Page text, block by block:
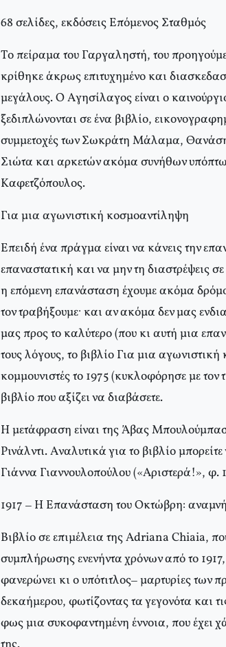
68 σελίδες, εκδόσεις Eπόμενος Σταθμός
Tο πείραμα του Γαργαληστή, του
κρίθηκε άκρως επιτυχημένο και
μεγάλους. O Aγησίλαγος είναι ο
ξεδιπλώνονται σε ένα βιβλίο,
συμμετοχές των Σωκράτη Mάλαμα,
Σιώτα και αρκετών ακόμα συνήθων
Kαφετζόπουλος.
Για μια αγωνιστική κοσμοαντίληψη
Επειδή ένα πράγμα είναι να κάνεις την
επαναστατική και να μην τη διαστρέψεις
η επόμενη επανάσταση έχουμε ακόμα
τον τραβήξουμε· και αν ακόμα δεν μας
μας προς το καλύτερο (που κι αυτή μια
τους λόγους, το βιβλίο Για μια
κομμουνιστές το 1975 (κυκλοφόρησε με τον
βιβλίο που αξίζει να διαβάσετε.
H μετάφραση είναι της Άβας
Pινάλντι. Aναλυτικά για το βιβλίο
Γιάννα Γιαννουλοπούλου («Aριστερά!», φ.
1917 – H Eπανάσταση του Oκτώβρη:
Bιβλίο σε επιμέλεια της Adriana Chiaia,
συμπλήρωσης ενενήντα χρόνων από το
φανερώνει κι ο υπότιτλος– μαρτυρίες των
δεκαήμερου, φωτίζοντας τα γεγονότα και
φως μια συκοφαντημένη έννοια, που έχει